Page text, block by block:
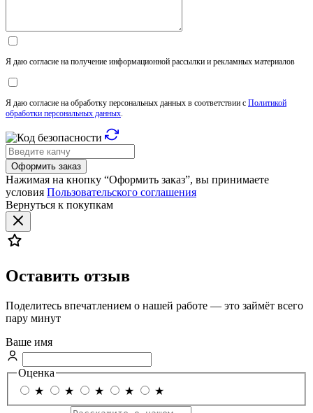
Я даю согласие на получение информационной рассылки и рекламных материалов
Я даю согласие на обработку персональных данных в соответствии с Политикой
обработки персональных данных.
Оформить заказ
Нажимая на кнопку “Оформить заказ”, вы принимаете
условия Пользовательского соглашения
Вернуться к покупкам
Оставить отзыв
Поделитесь впечатлением о нашей работе — это займёт всего
пару минут
Ваше имя
Оценка
★
★ ★ ★ ★